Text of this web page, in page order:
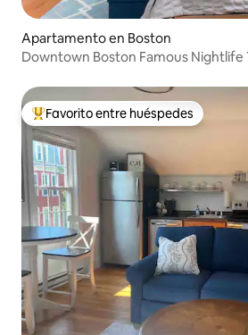
Apartamento en Boston
Downtown Boston Famous
Favorito entre huéspedes preferido
Favorito entre huéspedes